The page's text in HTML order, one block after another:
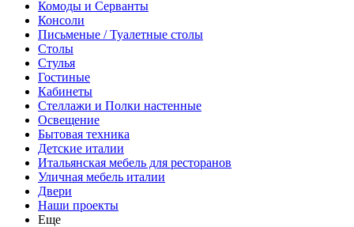
Комоды и Серванты
Консоли
Письменые / Туалетные столы
Столы
Стулья
Гостиные
Кабинеты
Стеллажи и Полки настенные
Освещение
Бытовая техника
Детские италии
Итальянская мебель для ресторанов
Уличная мебель италии
Двери
Наши проекты
Еще